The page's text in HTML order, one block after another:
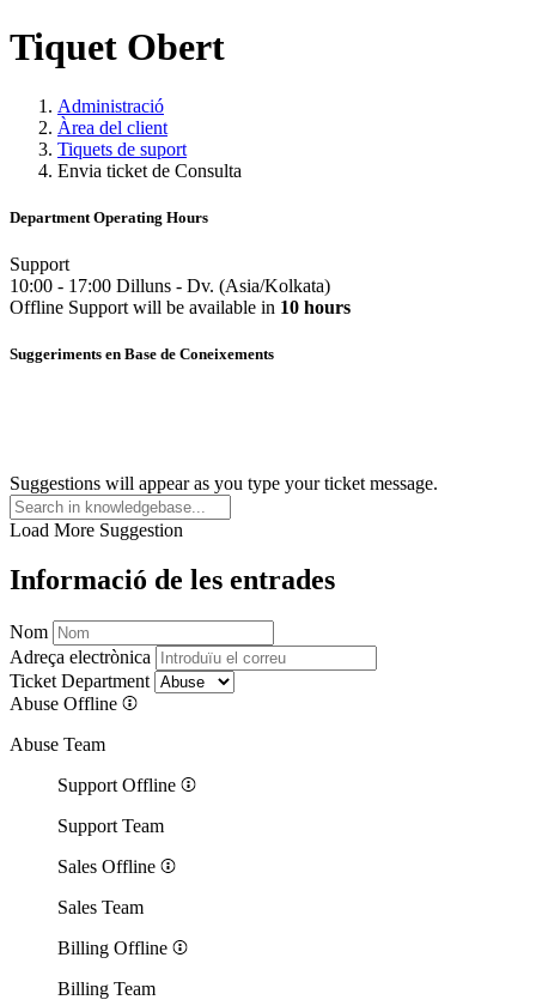
Tiquet Obert
Administració
Àrea del client
Tiquets de suport
Envia ticket de Consulta
Department Operating Hours
Support
10:00 - 17:00 Dilluns - Dv. (Asia/Kolkata)
Offline Support will be available in 10 hours
Suggeriments en Base de Coneixements
Suggestions will appear as you type your ticket message.
Load More Suggestion
Informació de les entrades
Nom
Adreça electrònica
Ticket Department
Abuse Offline
Abuse Team
Support Offline
Support Team
Sales Offline
Sales Team
Billing Offline
Billing Team